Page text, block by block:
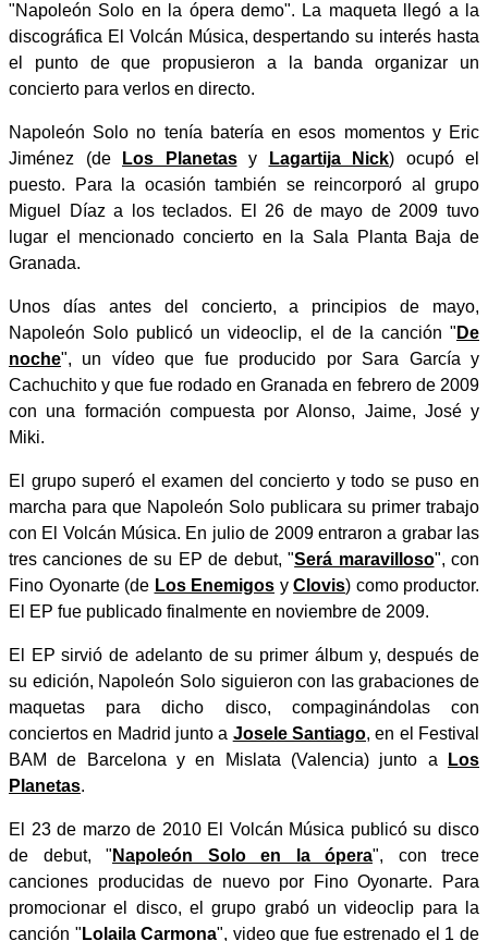
"Napoleón Solo en la ópera demo". La maqueta llegó a la
discográfica El Volcán Música, despertando su interés hasta
el punto de que propusieron a la banda organizar un
concierto para verlos en directo.
Napoleón Solo no tenía batería en esos momentos y Eric
Jiménez (de
Los Planetasy Lagartija Nick) ocupó el
puesto. Para la ocasión también se reincorporó al grupo
Miguel Díaz a los teclados. El 26 de mayo de 2009 tuvo
lugar el mencionado concierto en la Sala Planta Baja de
Granada.
Unos días antes del concierto, a principios de mayo,
Napoleón Solo publicó un videoclip, el de la canción " De
noche", un vídeo que fue producido por Sara García y
Cachuchito y que fue rodado en Granada en febrero de 2009
con una formación compuesta por Alonso, Jaime, José y
Miki.
El grupo superó el examen del concierto y todo se puso en
marcha para que Napoleón Solo publicara su primer trabajo
con El Volcán Música. En julio de 2009 entraron a grabar las
tres canciones de su EP de debut, "Será maravilloso", con
Fino Oyonarte (de Los Enemigos y Clovis) como productor.
El EP fue publicado finalmente en noviembre de 2009.
El EP sirvió de adelanto de su primer álbum y, después de
su edición, Napoleón Solo siguieron con las grabaciones de
maquetas para dicho disco, compaginándolas con
conciertos en Madrid junto a Josele Santiago, en el Festival
BAM de Barcelona y en Mislata (Valencia) junto a
Los
Planetas.
El 23 de marzo de 2010 El Volcán Música publicó su disco
de debut, " Napoleón Solo en la ópera", con trece
canciones producidas de nuevo por Fino Oyonarte. Para
promocionar el disco, el grupo grabó un videoclip para la
canción " Lolaila Carmona", video que fue estrenado el 1 de